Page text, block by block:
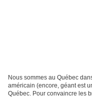
Nous sommes au Québec
américain (encore, géant est
Québec. Pour convaincre les